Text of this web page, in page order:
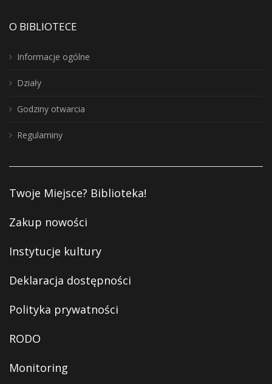
O BIBLIOTECE
Informacje ogólne
Działy
Godziny otwarcia
Regulaminy
Twoje Miejsce? Biblioteka!
Zakup nowości
Instytucje kultury
Deklaracja dostępności
Polityka prywatności
RODO
Monitoring